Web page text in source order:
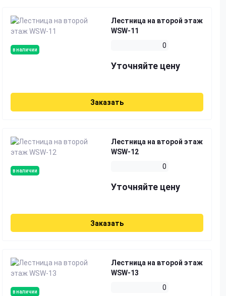
в наличии
Лестница на второй этаж
WSW-11
0
Уточняйте цену
Заказать
в наличии
Лестница на второй этаж
WSW-12
0
Уточняйте цену
Заказать
в наличии
Лестница на второй этаж
WSW-13
0